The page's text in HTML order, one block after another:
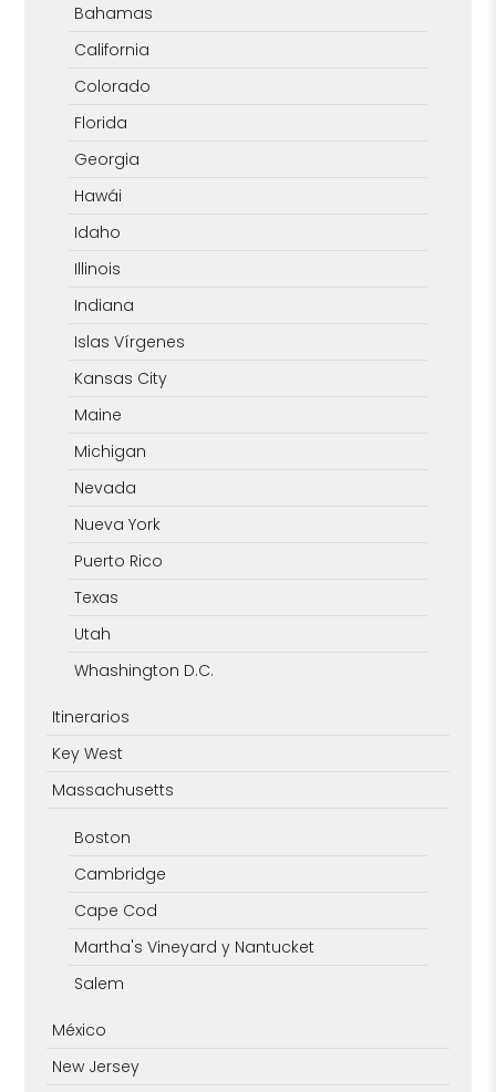
Bahamas
California
Colorado
Florida
Georgia
Hawái
Idaho
Illinois
Indiana
Islas Vírgenes
Kansas City
Maine
Michigan
Nevada
Nueva York
Puerto Rico
Texas
Utah
Whashington D.C.
Itinerarios
Key West
Massachusetts
Boston
Cambridge
Cape Cod
Martha's Vineyard y Nantucket
Salem
México
New Jersey